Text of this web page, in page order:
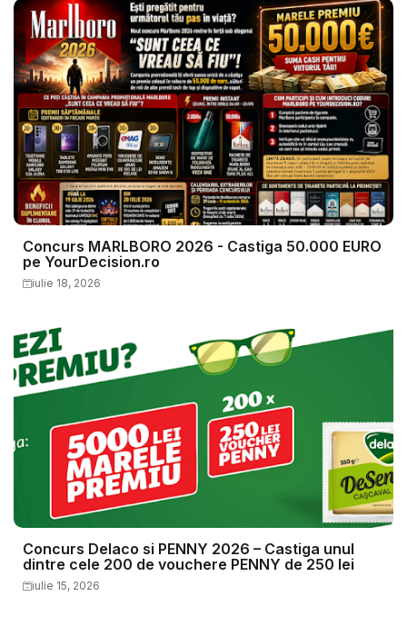
Concurs MARLBORO 2026 - Castiga 50.000 EURO
pe YourDecision.ro
iulie 18, 2026
Concurs Delaco si PENNY 2026 – Castiga unul
dintre cele 200 de vouchere PENNY de 250 lei
iulie 15, 2026